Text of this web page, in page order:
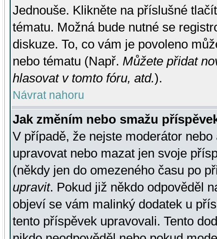
Jednouše. Klikněte na příslušné
tématu. Možná bude nutné se
diskuze. To, co vám je povoleno
nebo tématu (Např. Můžete přidat
hlasovat v tomto fóru, atd.).
Návrat nahoru
Jak změním nebo smažu
V případě, že nejste moderátor
upravovat nebo mazat jen svoje
(někdy jen do omezeného času po
upravit. Pokud již někdo odpověděl
objeví se vám malinký dodatek u
tento příspěvek upravovali. Tento